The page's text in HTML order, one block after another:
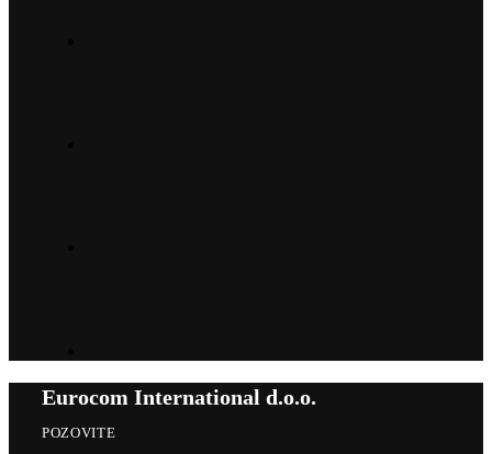
Eurocom International d.o.o.
POZOVITE